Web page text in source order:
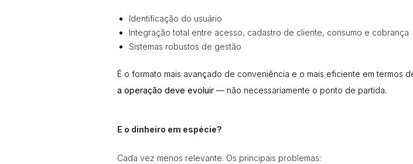
Identificação do usuário
Integração total entre acesso, cadastro de cliente, consumo e cobrança
Sistemas robustos de gestão
É o formato mais avançado de conveniência e o mais eficiente em termos
a operação deve evoluir— não necessariamente o ponto de partida.
E o dinheiro em espécie?
Cada vez menos relevante. Os principais problemas: